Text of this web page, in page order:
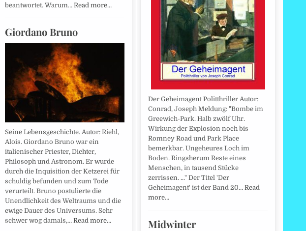
beantwortet. Warum… Read more…
Giordano Bruno
Seine Lebensgeschichte. Autor: Riehl,
Alois. Giordano Bruno war ein
italienischer Priester, Dichter,
Philosoph und Astronom. Er wurde
durch die Inquisition der Ketzerei für
schuldig befunden und zum Tode
verurteilt. Bruno postulierte die
Unendlichkeit des Weltraums und die
ewige Dauer des Universums. Sehr
schwer wog damals,… Read more…
Der Geheimagent Politthriller Autor:
Conrad, Joseph Meldung: "Bombe im
Greewich-Park. Halb zwölf Uhr.
Wirkung der Explosion noch bis
Romney Road und Park Place
bemerkbar. Ungeheures Loch im
Boden. Ringsherum Reste eines
Menschen, in tausend Stücke
zerrissen. ..." Der Titel 'Der
Geheimagent' ist der Band 20… Read
more…
Midwinter